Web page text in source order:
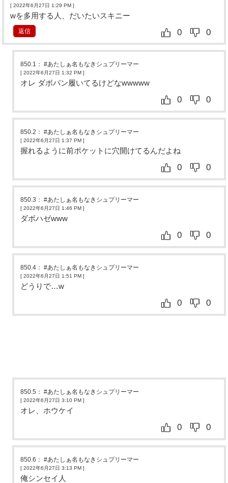
[ 2022年6月27日 1:29 PM ]
wを多用する人、だいたいスキニー
0 0
返信
850.1 ：#あたしぁ名もなきシュプリーマー
[ 2022年6月27日 1:32 PM ]
オレ ダボパン履いてるけどなwwwww
0 0
850.2 ：#あたしぁ名もなきシュプリーマー
[ 2022年6月27日 1:37 PM ]
握れるように前ポケットに穴開けてるんだよね
0 0
850.3 ：#あたしぁ名もなきシュプリーマー
[ 2022年6月27日 1:46 PM ]
ダボハゼwww
0 0
850.4 ：#あたしぁ名もなきシュプリーマー
[ 2022年6月27日 1:51 PM ]
どうりで…w
0 0
850.5 ：#あたしぁ名もなきシュプリーマー
[ 2022年6月27日 3:10 PM ]
オレ、ホウケイ
0 0
850.6 ：#あたしぁ名もなきシュプリーマー
[ 2022年6月27日 3:13 PM ]
俺シンセイ人